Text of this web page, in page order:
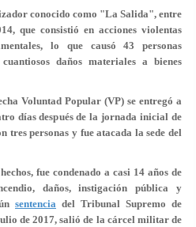
conocido como "La Salida", entre
que consistió en acciones violentas
lo que causó 43 personas
daños materiales a bienes
Voluntad Popular (VP) se entregó a
días después de la jornada inicial de
tres personas y fue atacada la sede del
fue condenado a casi 14 años de
daños, instigación pública y
sentencia del Tribunal Supremo de
de 2017, salió de la cárcel militar de